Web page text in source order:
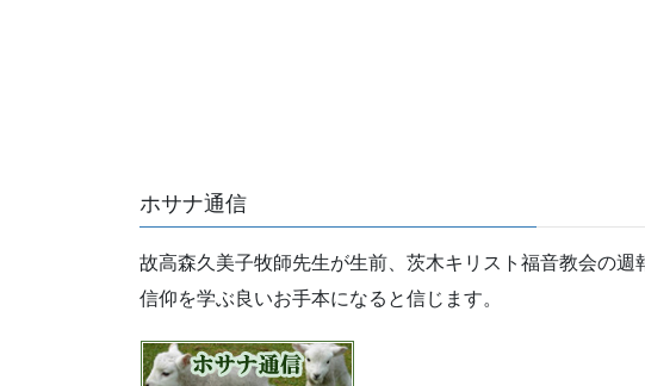
ホサナ通信
故高森久美子牧師先生が生前、茨木キリスト福音教会の
信仰を学ぶ良いお手本になると信じます。